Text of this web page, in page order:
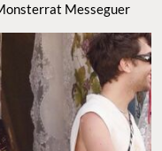
Messeguer